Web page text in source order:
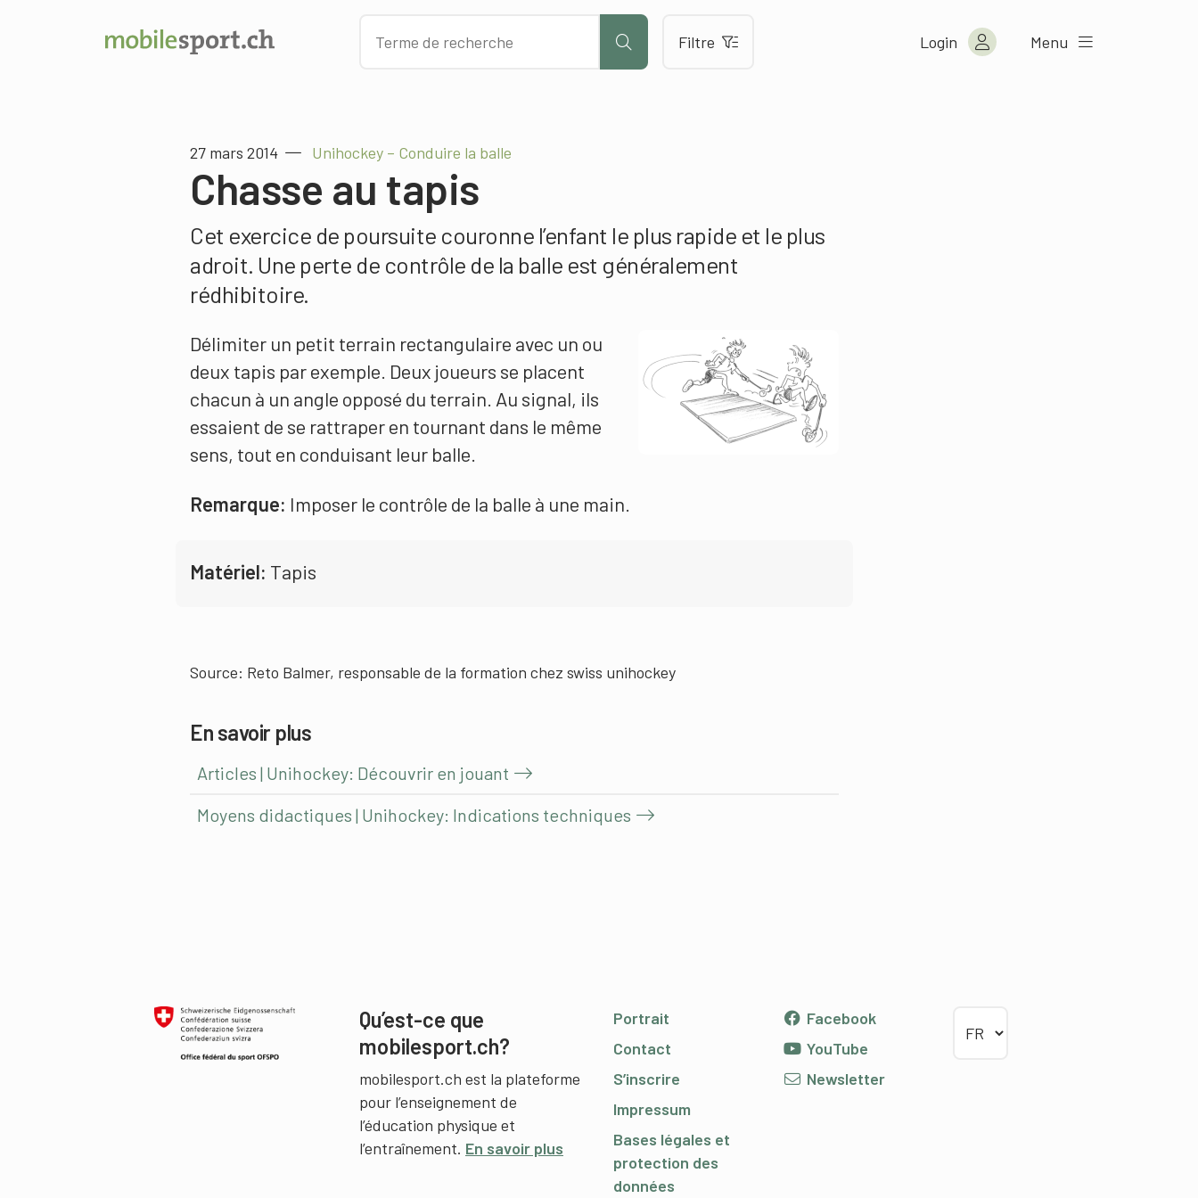
Filtre Login Menu
27 mars 2014 Unihockey – Conduire la balle
Chasse au tapis
Cet exercice de poursuite couronne l’enfant le plus rapide et le plus
adroit. Une perte de contrôle de la balle est généralement
rédhibitoire.
Délimiter un petit terrain rectangulaire avec un ou
deux tapis par exemple. Deux joueurs se placent
chacun à un angle opposé du terrain. Au signal, ils
essaient de se rattraper en tournant dans le même
sens, tout en conduisant leur balle.
Remarque: Imposer le contrôle de la balle à une main.
Matériel: Tapis
Source: Reto Balmer, responsable de la formation chez swiss unihockey
En savoir plus
Articles | Unihockey: Découvrir en jouant
Moyens didactiques | Unihockey: Indications techniques
Qu’est-ce que
mobilesport.ch?
mobilesport.ch est la plateforme
pour l’enseignement de
l’éducation physique et
l’entraînement. En savoir plus
Portrait
Contact
S’inscrire
Impressum
Bases légales et
protection des
données
Facebook
YouTube
Newsletter